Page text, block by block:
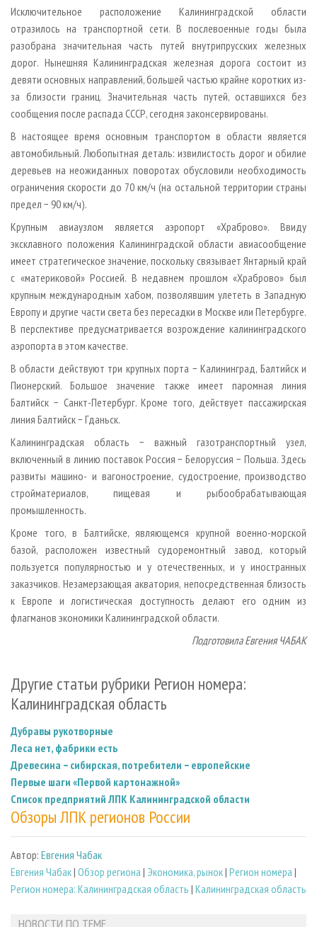
Исключительное расположение Калининградской области
отразилось на транспортной сети. В послевоенные годы была
разобрана значительная часть путей внутрипрусских железных
дорог. Нынешняя Калининградская железная дорога состоит из
девяти основных направлений, большей частью крайне коротких из-
за близости границ. Значительная часть путей, оставшихся без
сообщения после распада СССР, сегодня законсервированы.
В настоящее время основным транспортом в области является
автомобильный. Любопытная деталь: извилистость дорог и обилие
деревьев на неожиданных поворотах обусловили необходимость
ограничения скорости до 70 км/ч (на остальной территории страны
предел − 90 км/ч).
Крупным авиаузлом является аэропорт «Храброво». Ввиду
эксклавного положения Калининградской области авиасообщение
имеет стратегическое значение, поскольку связывает Янтарный край
с «материковой» Россией. В недавнем прошлом «Храброво» был
крупным международным хабом, позволявшим улететь в Западную
Европу и другие части света без пересадки в Москве или Петербурге.
В перспективе предусматривается возрождение калининградского
аэропорта в этом качестве.
В области действуют три крупных порта − Калининград, Балтийск и
Пионерский. Большое значение также имеет паромная линия
Балтийск − Санкт-Петербург. Кроме того, действует пассажирская
линия Балтийск − Гданьск.
Калининградская область − важный газотранспортный узел,
включенный в линию поставок Россия − Белоруссия − Польша. Здесь
развиты машино- и вагоностроение, судостроение, производство
стройматериалов, пищевая и рыбообрабатывающая
промышленность.
Кроме того, в Балтийске, являющемся крупной военно-морской
базой, расположен известный судоремонтный завод, который
пользуется популярностью и у отечественных, и у иностранных
заказчиков. Незамерзающая акватория, непосредственная близость
к Европе и логистическая доступность делают его одним из
флагманов экономики Калининградской области.
Подготовила Евгения ЧАБАК
Другие статьи рубрики Регион номера:
Калининградская область
Дубравы рукотворные
Леса нет, фабрики есть
Древесина − сибирская, потребители − европейские
Первые шаги «Первой картонажной»
Список предприятий ЛПК Калининградской области
Обзоры ЛПК регионов России
Автор: Евгения Чабак
Евгения Чабак| Обзор региона | Экономика, рынок| Регион номера |
Регион номера: Калининградская область | Калининградская область